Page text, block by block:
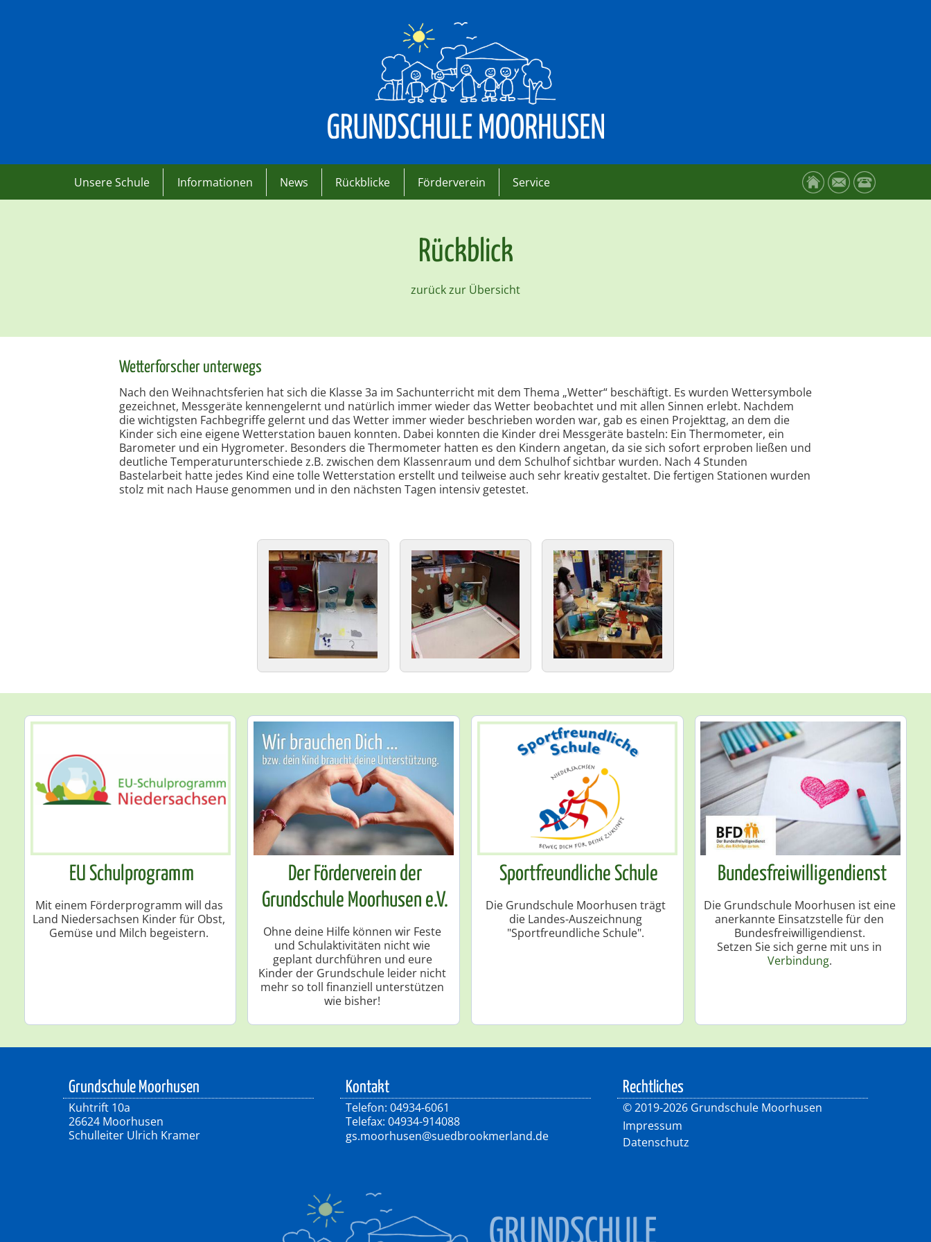
Unsere Schule Informationen News Rückblicke Förderverein Service
Rückblick
zurück zur Übersicht
Wetterforscher unterwegs
Nach den Weihnachtsferien hat sich die Klasse 3a im Sachunterricht mit dem Thema „Wetter“ beschäftigt. Es wurden Wettersymbole
gezeichnet, Messgeräte kennengelernt und natürlich immer wieder das Wetter beobachtet und mit allen Sinnen erlebt. Nachdem
die wichtigsten Fachbegriffe gelernt und das Wetter immer wieder beschrieben worden war, gab es einen Projekttag, an dem die
Kinder sich eine eigene Wetterstation bauen konnten. Dabei konnten die Kinder drei Messgeräte basteln: Ein Thermometer, ein
Barometer und ein Hygrometer. Besonders die Thermometer hatten es den Kindern angetan, da sie sich sofort erproben ließen und
deutliche Temperaturunterschiede z.B. zwischen dem Klassenraum und dem Schulhof sichtbar wurden. Nach 4 Stunden
Bastelarbeit hatte jedes Kind eine tolle Wetterstation erstellt und teilweise auch sehr kreativ gestaltet. Die fertigen Stationen wurden
stolz mit nach Hause genommen und in den nächsten Tagen intensiv getestet.
EU Schulprogramm
Mit einem Förderprogramm will das
Land Niedersachsen Kinder für Obst,
Gemüse und Milch begeistern.
Der Förderverein der
Grundschule Moorhusen e.V.
Ohne deine Hilfe können wir Feste
und Schulaktivitäten nicht wie
geplant durchführen und eure
Kinder der Grundschule leider nicht
mehr so toll finanziell unterstützen
wie bisher!
Sportfreundliche Schule
Die Grundschule Moorhusen trägt
die Landes-Auszeichnung
"Sportfreundliche Schule".
Bundesfreiwilligendienst
Die Grundschule Moorhusen ist eine
anerkannte Einsatzstelle für den
Bundesfreiwilligendienst.
Setzen Sie sich gerne mit uns in
Verbindung.
Grundschule Moorhusen
Kuhtrift 10a
26624 Moorhusen
Schulleiter Ulrich Kramer
Kontakt
Telefon: 04934-6061
Telefax: 04934-914088
gs.moorhusen@suedbrookmerland.de
Rechtliches
©2019-2026 Grundschule Moorhusen
Impressum
Datenschutz